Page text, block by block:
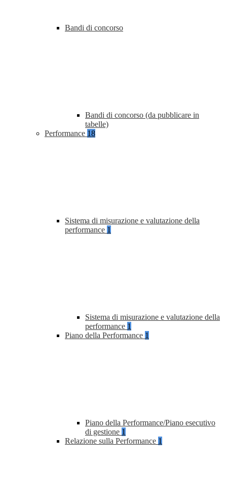
Bandi di concorso
Bandi di concorso (da pubblicare in
tabelle)
Performance 18
Sistema di misurazione e valutazione della
performance 1
Sistema di misurazione e valutazione della
performance 1
Piano della Performance 1
Piano della Performance/Piano esecutivo
di gestione 1
Relazione sulla Performance 1